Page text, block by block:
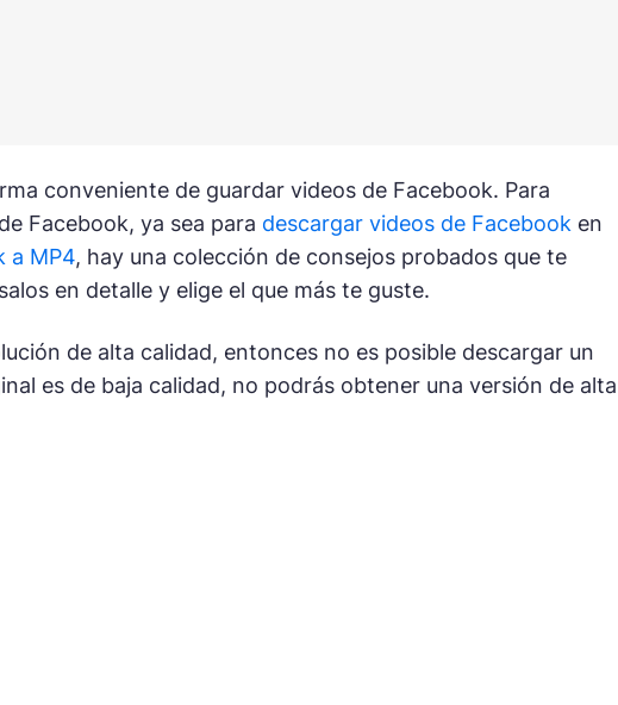
conveniente de guardar videos de Facebook. Para
Facebook, ya sea para descargar videos de Facebook en
a MP4, hay una colección de consejos probados que te
en detalle y elige el que más te guste.
de alta calidad, entonces no es posible descargar un
es de baja calidad, no podrás obtener una versión de alta